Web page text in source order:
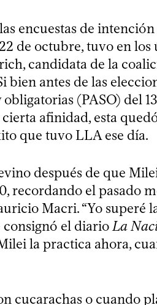
encuestas de
de octubre, tuvo en los
candidata de la
bien antes de las
(PASO) del
afinidad, esta
que tuvo LLA ese día.
después de que
recordando el pasado
Macri. “Yo superé
consignó el diarioLa
la practica ahora,
cucarachas o cuando